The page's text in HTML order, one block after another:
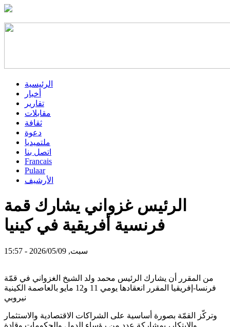
الرئيسية
أخبار
تقارير
مقابلات
ثقافة
دعوة
ملتميديا
اتصل بنا
Francais
Pulaar
الأرشيف
الرئيس غزواني يشارك قمة
فرنسية أفريقية في كينيا
سبت, 2026/05/09 - 15:57
من المقرر أن يشارك الرئيس محمد ولد الشيخ الغزواني في قمّة
فرنسا-إفريقيا المقرر انعقادها يومي 11 و12 مايو بالعاصمة الكينية
نيروبي
وتركّز القمّة بصورة أساسية على الشراكات الاقتصادية والاستثمار
والابتكار، بمشاركة عدد من رؤساء الدول والحكومات وقادة